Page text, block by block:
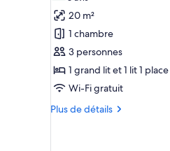
Simple
photos
pour
ce
type
de
chambre :
Chambre
20 m²
1 chambre
3 personnes
1 grand lit et 1 lit 1 place
Wi-Fi gratuit
Plus de détails
Plus